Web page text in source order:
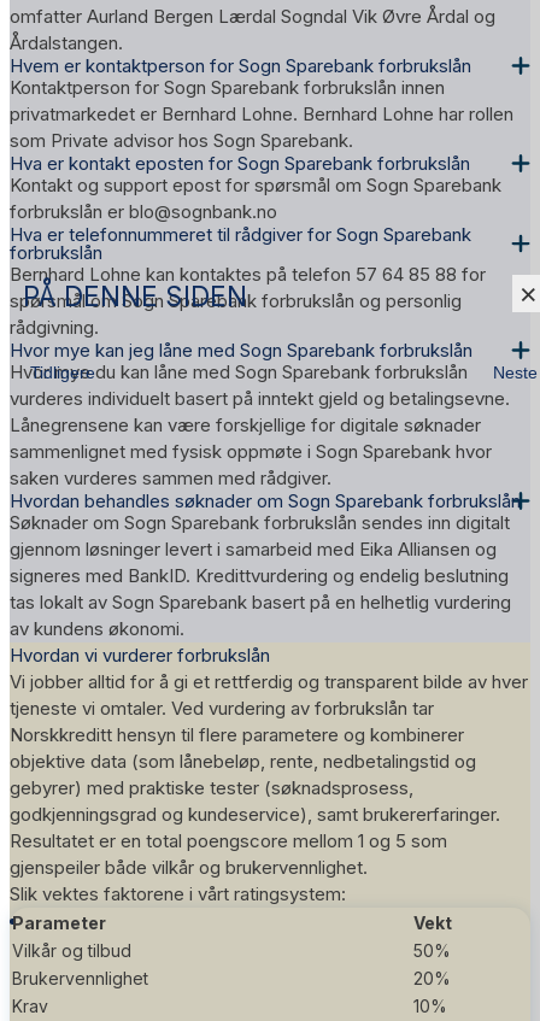
×
PÅ DENNE SIDEN
Tidligere Neste
omfatter Aurland Bergen Lærdal Sogndal Vik Øvre Årdal og
Årdalstangen.
Hvem er kontaktperson for Sogn Sparebank forbrukslån
Kontaktperson for Sogn Sparebank forbrukslån innen
privatmarkedet er Bernhard Lohne. Bernhard Lohne har rollen
som Private advisor hos Sogn Sparebank.
Hva er kontakt eposten for Sogn Sparebank forbrukslån
Kontakt og support epost for spørsmål om Sogn Sparebank
forbrukslån er blo@sognbank.no
Hva er telefonnummeret til rådgiver for Sogn Sparebank
forbrukslån
Bernhard Lohne kan kontaktes på telefon 57 64 85 88 for
spørsmål om Sogn Sparebank forbrukslån og personlig
rådgivning.
Hvor mye kan jeg låne med Sogn Sparebank forbrukslån
Hvor mye du kan låne med Sogn Sparebank forbrukslån
vurderes individuelt basert på inntekt gjeld og betalingsevne.
Lånegrensene kan være forskjellige for digitale søknader
sammenlignet med fysisk oppmøte i Sogn Sparebank hvor
saken vurderes sammen med rådgiver.
Hvordan behandles søknader om Sogn Sparebank forbrukslån
Søknader om Sogn Sparebank forbrukslån sendes inn digitalt
gjennom løsninger levert i samarbeid med Eika Alliansen og
signeres med BankID. Kredittvurdering og endelig beslutning
tas lokalt av Sogn Sparebank basert på en helhetlig vurdering
av kundens økonomi.
Hvordan vi vurderer forbrukslån
Vi jobber alltid for å gi et rettferdig og transparent bilde av hver
tjeneste vi omtaler. Ved vurdering av forbrukslån tar
Norskkreditt hensyn til flere parametere og kombinerer
objektive data (som lånebeløp, rente, nedbetalingstid og
gebyrer) med praktiske tester (søknadsprosess,
godkjenningsgrad og kundeservice), samt brukererfaringer.
Resultatet er en total poengscore mellom 1 og 5 som
gjenspeiler både vilkår og brukervennlighet.
Slik vektes faktorene i vårt ratingsystem:
Parameter
Vekt
Vilkår og tilbud
50%
Brukervennlighet
20%
Krav
10%